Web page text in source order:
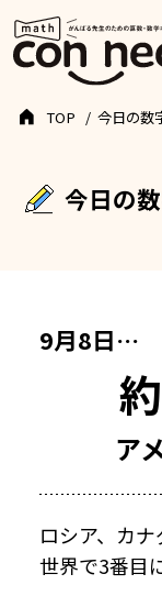
今日の
TOP 今日の数
9月8日…
ア
ロシア、カ
世界で3番目